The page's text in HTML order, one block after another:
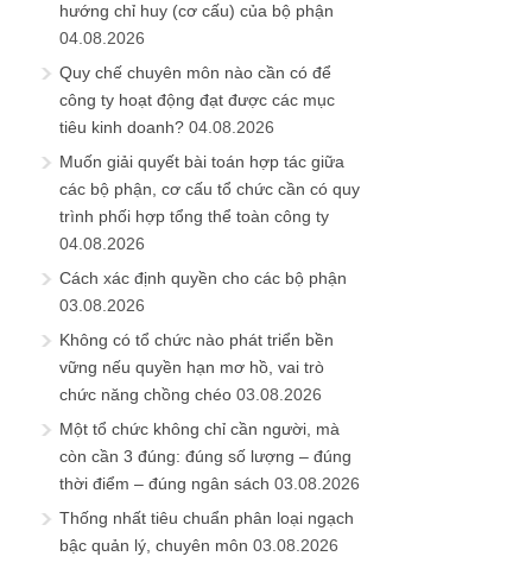
hướng chỉ huy (cơ cấu) của bộ phận
04.08.2026
Quy chế chuyên môn nào cần có để
công ty hoạt động đạt được các mục
tiêu kinh doanh? 04.08.2026
Muốn giải quyết bài toán hợp tác giữa
các bộ phận, cơ cấu tổ chức cần có quy
trình phối hợp tổng thể toàn công ty
04.08.2026
Cách xác định quyền cho các bộ phận
03.08.2026
Không có tổ chức nào phát triển bền
vững nếu quyền hạn mơ hồ, vai trò
chức năng chồng chéo 03.08.2026
Một tổ chức không chỉ cần người, mà
còn cần 3 đúng: đúng số lượng – đúng
thời điểm – đúng ngân sách 03.08.2026
Thống nhất tiêu chuẩn phân loại ngạch
bậc quản lý, chuyên môn 03.08.2026